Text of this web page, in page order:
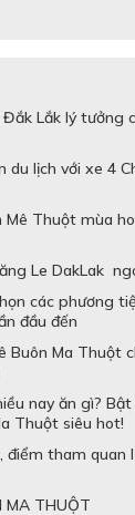
Lắk lý tưởng
du lịch với xe 4
Mê Thuột mùa
Le DakLak
các phương
đầu đến
Buôn Ma Thuột
nay ăn gì?
Thuột siêu hot!
điểm tham quan
MA THUỘT